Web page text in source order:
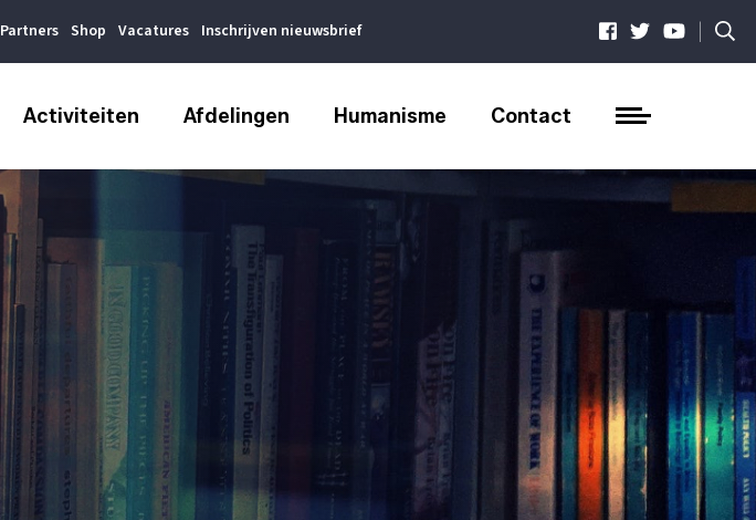
Partners Shop Vacatures Inschrijven nieuwsbrief |
Activiteiten Afdelingen Humanisme Contact